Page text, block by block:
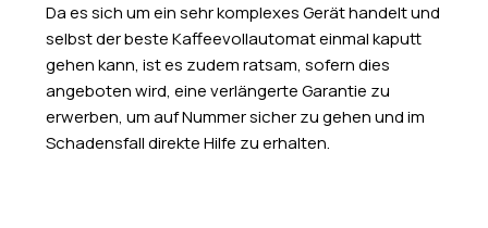
Da es sich um ein sehr komplexes Gerät handelt und
selbst der beste Kaffeevollautomat einmal kaputt
gehen kann, ist es zudem ratsam, sofern dies
angeboten wird, eine verlängerte Garantie zu
erwerben, um auf Nummer sicher zu gehen und im
Schadensfall direkte Hilfe zu erhalten.